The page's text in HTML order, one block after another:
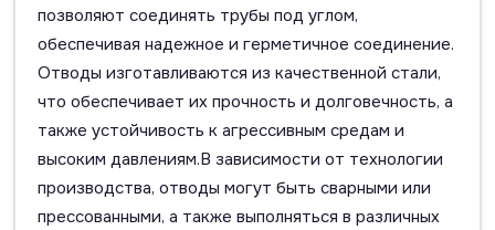
позволяют соединять трубы под углом,
обеспечивая надежное и герметичное соединение.
Отводы изготавливаются из качественной стали,
что обеспечивает их прочность и долговечность, а
также устойчивость к агрессивным средам и
высоким давлениям.В зависимости от технологии
производства, отводы могут быть сварными или
прессованными, а также выполняться в различных